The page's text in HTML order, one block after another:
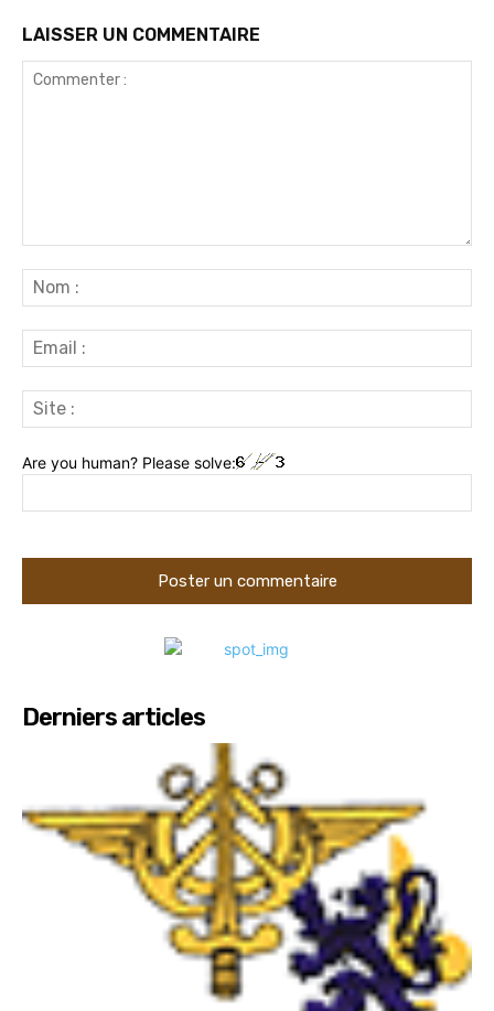
LAISSER UN COMMENTAIRE
:
:
:
Are you human? Please solve:
Derniers articles